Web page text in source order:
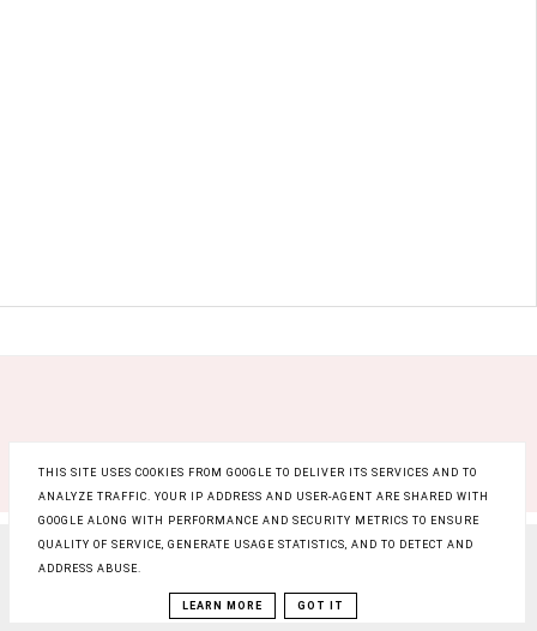
COPYRIGHT ©
BLOG DESIGN:KAROGRAFIA.PL
THIS SITE USES COOKIES FROM GOOGLE TO DELIVER ITS SERVICES AND TO
ANALYZE TRAFFIC. YOUR IP ADDRESS AND USER-AGENT ARE SHARED WITH
GOOGLE ALONG WITH PERFORMANCE AND SECURITY METRICS TO ENSURE
QUALITY OF SERVICE, GENERATE USAGE STATISTICS, AND TO DETECT AND
ADDRESS ABUSE.
LEARN MORE GOT IT